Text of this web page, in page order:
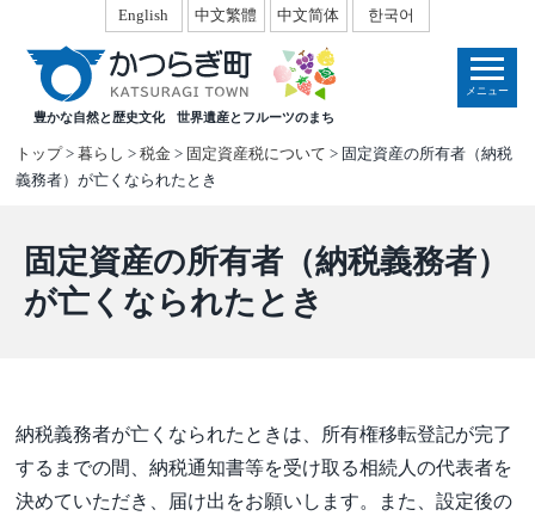
豊かな自然と歴史文化 世界遺産とフルーツのまち
English 中文繁體 中文简体 한국어
メニュー
トップ>暮らし >税金 > 固定資産税について > 固定資産の所有者（納税
義務者）が亡くなられたとき
固定資産の所有者（納税義務者）
が亡くなられたとき
納税義務者が亡くなられたときは、所有権移転登記が完了
するまでの間、納税通知書等を受け取る相続人の代表者を
決めていただき、届け出をお願いします。また、設定後の